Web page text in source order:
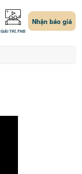
GIẢI TRÍ, FNB
Nhận báo giá